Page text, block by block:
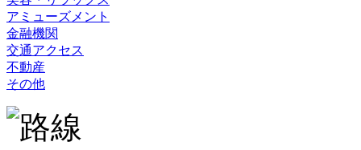
アミューズメント
金融機関
交通アクセス
不動産
その他